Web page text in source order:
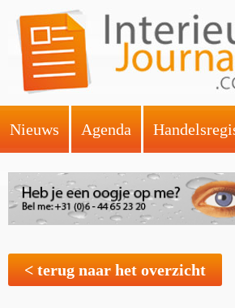
Nieuws Agenda
< terug naar het overzicht